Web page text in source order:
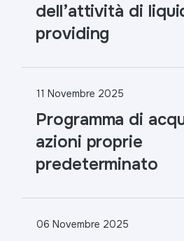
dell’attività di
providing
11 Novembre 2025
Programma di
azioni proprie
predeterminato
06 Novembre 2025